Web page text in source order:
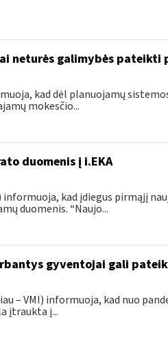
neturės galimybės pateikti
kad dėl planuojamų
mokesčio...
duomenis į i.EKA
informuoja, kad įdiegus pirmąjį
duomenis. “Naujo...
gyventojai gali
– VMI) informuoja, kad nuo
įtraukta į...